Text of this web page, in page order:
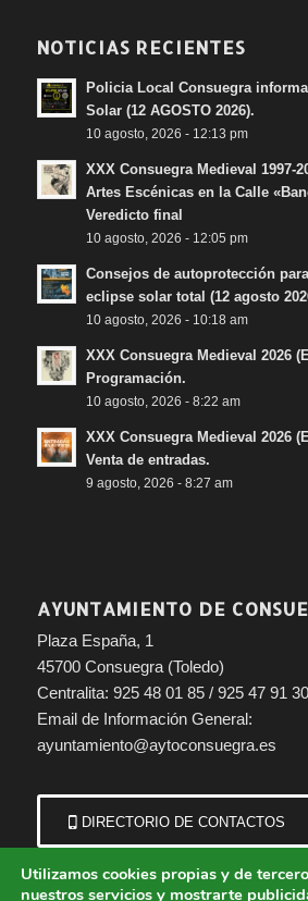
NOTICIAS RECIENTES
Policia Local Consuegra
Solar (12 AGOSTO 2026).
10 agosto, 2026 - 12:13 pm
XXX Consuegra Medieval 1997-
Artes Escénicas en la Calle
Veredicto final
10 agosto, 2026 - 12:05 pm
Consejos de autoprotección
eclipse solar total (12 agosto
10 agosto, 2026 - 10:18 am
XXX Consuegra Medieval 2026
Programación.
10 agosto, 2026 - 8:22 am
XXX Consuegra Medieval 2026
Venta de entradas.
9 agosto, 2026 - 8:27 am
AYUNTAMIENTO DE
Plaza España, 1
45700 Consuegra (Toledo)
Centralita: 925 48 01 85 / 925 47 91 30
Email de Información General:
ayuntamiento@aytoconsuegra.es
DIRECTORIO DE CONTACTOS
Utilizamos cookies propias y de
nuestros servicios y mostrarte